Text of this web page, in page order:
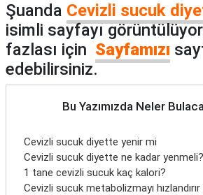
Şuanda Cevizli sucuk
isimli sayfayı
fazlası için Sayfamızı
edebilirsiniz.
Bu Yazımızda Neler
Cevizli sucuk diyette yenir mi
Cevizli sucuk diyette ne kadar yenmeli?
1 tane cevizli sucuk kaç kalori?
Cevizli sucuk metabolizmayı hızlandırır